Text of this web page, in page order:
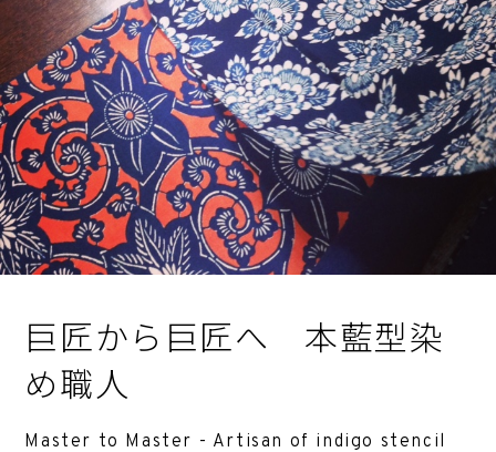
巨匠から巨匠へ 本藍型染
め職人
Master to Master - Artisan of indigo stencil